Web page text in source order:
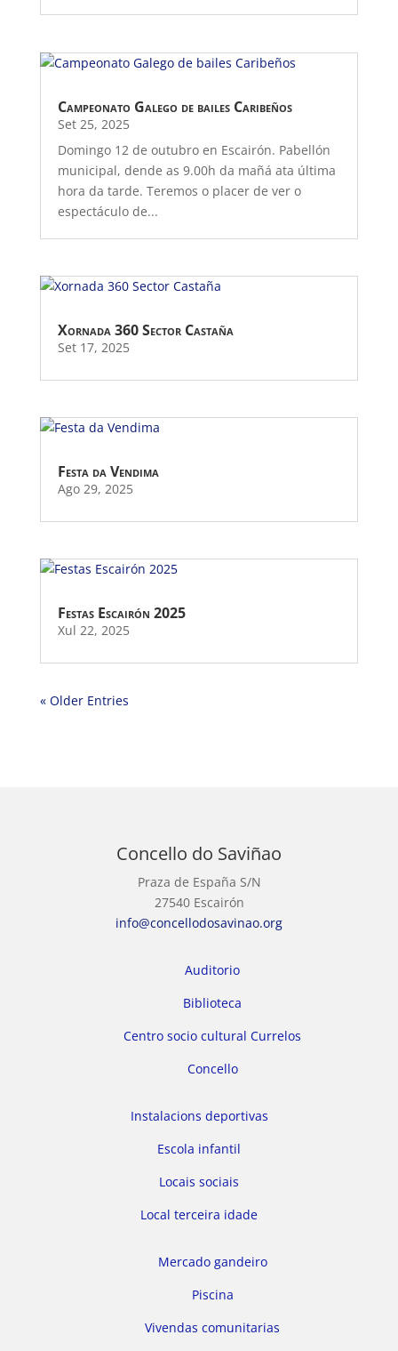
Campeonato Galego de bailes Caribeños
Set 25, 2025
Domingo 12 de outubro en Escairón. Pabellón
municipal, dende as 9.00h da mañá ata última
hora da tarde. Teremos o placer de ver o
espectáculo de...
Xornada 360 Sector Castaña
Set 17, 2025
Festa da Vendima
Ago 29, 2025
Festas Escairón 2025
Xul 22, 2025
« Older Entries
Concello do Saviñao
Praza de España S/N
27540 Escairón
info@concellodosavinao.org
Auditorio
Biblioteca
Centro socio cultural Currelos
Concello
Instalacions deportivas
Escola infantil
Locais sociais
Local terceira idade
Mercado gandeiro
Piscina
Vivendas comunitarias